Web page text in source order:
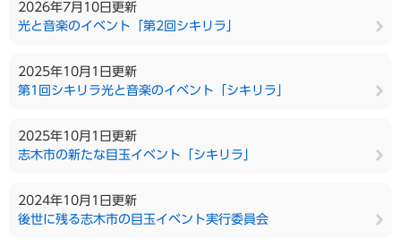
2026年7月10日更新
光と音楽のイベント「第2回シキリラ」
2025年10月1日更新
第1回シキリラ光と音楽のイベント「シキリラ」
2025年10月1日更新
志木市の新たな目玉イベント「シキリラ」
2024年10月1日更新
後世に残る志木市の目玉イベント実行委員会